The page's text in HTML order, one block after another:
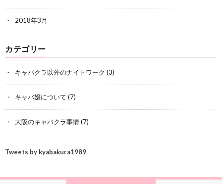
2018年3月
カテゴリー
キャバクラ以外のナイトワーク (3)
キャバ嬢について (7)
大阪のキャバクラ事情(7)
Tweets by kyabakura1989